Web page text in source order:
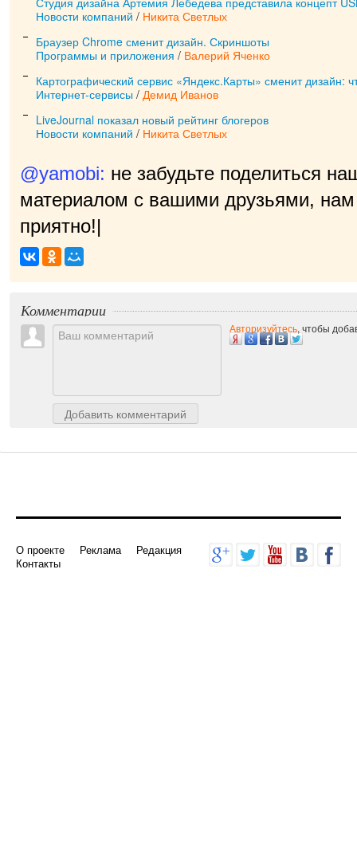
Новости компаний / Никита Светлых
Браузер Chrome сменит дизайн. Скриншоты
Программы и приложения / Валерий Яченко
Картографический сервис «Яндекс.Карты» сменит дизайн:
Интернет-сервисы / Демид Иванов
LiveJournal показал новый рейтинг блогеров
Новости компаний / Никита Светлых
@yamobi: не забудьте поделиться
материалом с вашими друзьями, нам
приятно!|
Комментарии
Добавить комментарий
Авторизуйтесь, чтобы
О проекте Реклама
Редакция
Контакты